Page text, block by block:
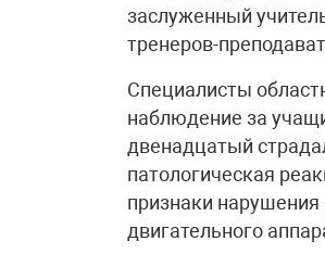
заслуженный
тренеров-
Специалисты
наблюдение за
двенадцатый
патологическая
признаки
двигательного